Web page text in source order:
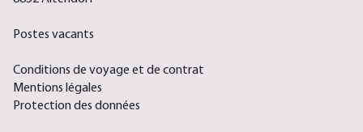
Postes vacants
Conditions de voyage et de contrat
Mentions légales
Protection des données